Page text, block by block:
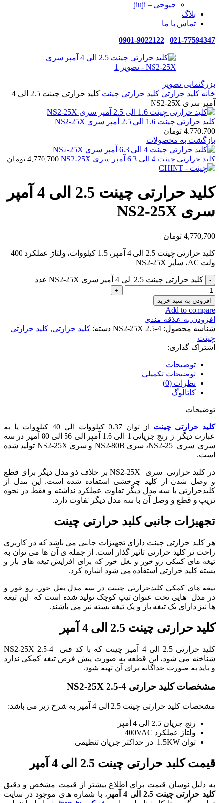
جیوجی – jiuji
بلاگ
تماس با ما
021-77594347
|
0901-9022122
بزرگنمایی تصویر
خانه کلید حرارتی کلید حرارتی چینت
کلید حرارتی چینت 2.5 الی 4
آمپر سری NS2-25X
کلید حرارتی چینت 1.6 الی 2.5 آمپر سری NS2-25X
4,770,700 تومان
بازگشت به محصولات
کلید حرارتی چینت 4 الی 6.3 آمپر سری NS2-25X 4,770,700 تومان
کلید حرارتی چینت 2.5 الی 4 آمپر
سری NS2-25X
4,770,700 تومان
کلید حرارتی چینت 2.5 الی 4 آمپر، 1.5 کیلووات، ولتاژ عملکرد 400
ولت AC، سایز NS2-25X
کلید حرارتی چینت 2.5 الی 4 آمپر سری NS2-25X عدد
افزودن به سبد خرید
Add to compare
افزودن به علاقه مندی
شناسه محصول: NS2-25X 2.5-4 دسته: کلید حرارتی, کلید حرارتی
چینت
اشتراک گذاری:
توضیحات
توضیحات تکمیلی
نظرات (0)
کاتالوگ
توضیحات
کلید حرارتی چینت
از توان 0.37 کیلووات الی 40 کیلووات یا به
عبارت دیگر از رنج جریانی 1 الی 1.6 آمپر الی 56 الی 80 آمپر در سه
سری: سری NS2-25، سری NS2-80B و سری NS2-25X تولید شده
است.
در کلید حرارتی سری NS2-25X بر خلاف ذو مدل دیگر برای قطع
و وصل شدن از کلید چرخشی استفاده شده است. این مدل از
کلیدحرارتی با سه مدل دیگر تفاوت عملکرد نداشته و فقط در نحوه
تریپ و قطع و وصل آن با سه مدل دیگر تفاوت دارد.
تجهیزات جانبی کلید حرارتی چینت
هر کلید حرارتی چینت دارای تجهیزات جانبی می باشد که در کاربری
راحت تر کلید حرارتی تاثیر گذار است. از جمله ی آن ها می توان به
تیغه های کمکی رو خور و بغل خور که برای افزایش تیغه های باز و
بسته کلید حرارتی استفاده می شود اشاره کرد.
تیغه های کمکی کلیدحرارتی چینت در سه مدل بغل خور، رو خور و
در مدل هایی تحت عنوان تیپ کوچک تولید شده است که این تیغه
ها نیز دارای یک تیغه باز و یک تیغه بسته نیز می باشند.
کلید حرارتی چینت 2.5 الی 4 آمپر
کلید حرارتی 2.5 الی 4 آمپر چینت که با کد فنی NS2-25X 2.5-4
شناخته می شود، این قطعه به صورت پیش فرض تیغه کمکی ندارد
و باید به صورت جداگانه برای آن تهیه شود.
مشخصات کلید حرارتی NS2-25X 2.5-4
مشخصات کلید حرارتی چینت 2.5 الی 4 آمپر به شرح زیر می باشد:
رنج جریان 2.5 الی 4 آمپر
ولتاژ عملکرد 400VAC
توان 1.5KW در حداکثر جریان تنظیمی
قیمت کلید حرارتی چینت 2.5 الی 4 آمپر
به دلیل نوسان قیمت برای اطلاع بیشتر از قیمت مشخص و دقیق
کلید حرارتی چینت 2.5 الی 4 آمپر
، با شماره های موجود در سایت